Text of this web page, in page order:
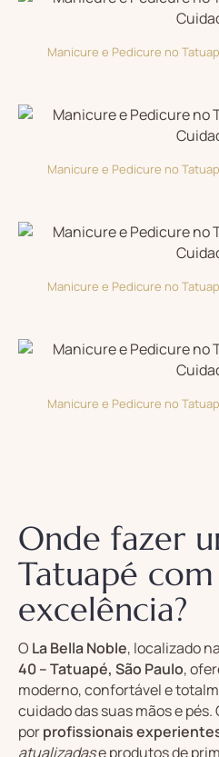
Manicure e Pedicure no
Manicure e Pedicure no
Manicure e Pedicure no
Manicure e Pedicure no
Onde fazer
Tatuapé com
excelência?
O La Bella Noble, localizado na
40 – Tatuapé, São Paulo,
moderno, confortável e
cuidado das suas mãos e
porprofissionais
atualizadase produtos de